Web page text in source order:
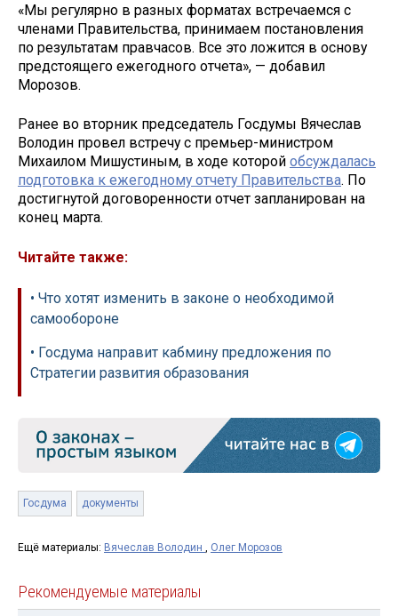
«Мы регулярно в разных форматах встречаемся с
членами Правительства, принимаем постановления
по результатам правчасов. Все это ложится в основу
предстоящего ежегодного отчета», — добавил
Морозов.
Ранее во вторник председатель Госдумы Вячеслав
Володин провел встречу с премьер-министром
Михаилом Мишустиным, в ходе которой обсуждалась
подготовка к ежегодному отчету Правительства. По
достигнутой договоренности отчет запланирован на
конец марта.
Читайте также:
• Что хотят изменить в законе о необходимой
самообороне
• Госдума направит кабмину предложения по
Стратегии развития образования
Госдума документы
Ещё материалы: Вячеслав Володин , Олег Морозов
Рекомендуемые материалы